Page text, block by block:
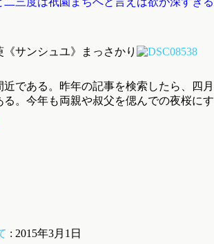
サンシュユ》まっさかり
である。昨年の記事を検索したら、四月
る。今年も両親や叔父を偲んでの夜桜にす
: 2015年3月1日